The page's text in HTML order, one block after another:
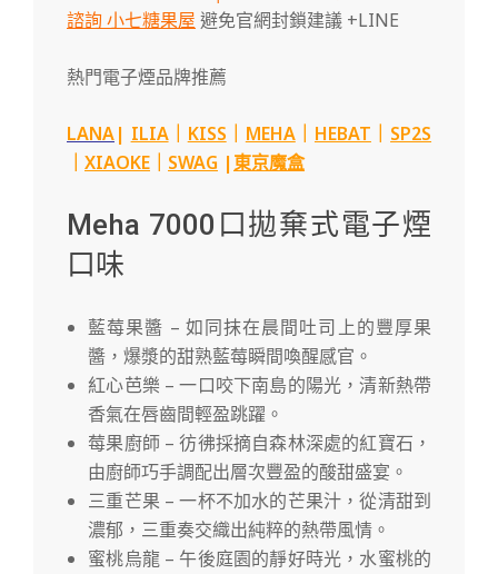
諮詢 小七糖果屋 避免官網封鎖建議 +LINE
熱門電子煙品牌推薦
LANA| ILIA｜ KISS MEHA｜ HEBAT
SP2S
XIAOKE SWAG | 東京魔盒
Meha 7000口拋棄式電子煙
口味
藍莓果醬 – 如同抹在晨間吐司上的豐厚果
醬，爆漿的甜熟藍莓瞬間喚醒感官。
紅心芭樂 – 一口咬下南島的陽光，清新熱帶
香氣在唇齒間輕盈跳躍。
莓果廚師 – 彷彿採摘自森林深處的紅寶石，
由廚師巧手調配出層次豐盈的酸甜盛宴。
三重芒果 – 一杯不加水的芒果汁，從清甜到
濃郁，三重奏交織出純粹的熱帶風情。
蜜桃烏龍 – 午後庭園的靜好時光，水蜜桃的